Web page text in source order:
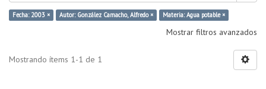
Fecha: 2003 × Autor: González Camacho, Alfredo × Materia: Agua potable ×
Mostrar filtros avanzados
Mostrando ítems 1-1 de 1